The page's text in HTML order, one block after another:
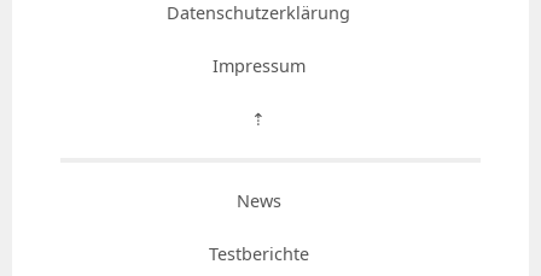
Datenschutzerklärung
Impressum
⇡
News
Testberichte